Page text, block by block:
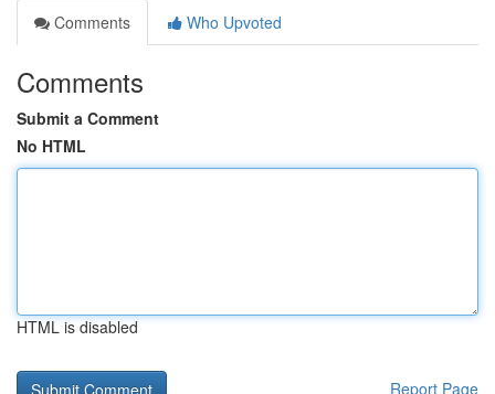
Comments
Who Upvoted
Comments
Submit a Comment
No HTML
HTML is disabled
Report Page